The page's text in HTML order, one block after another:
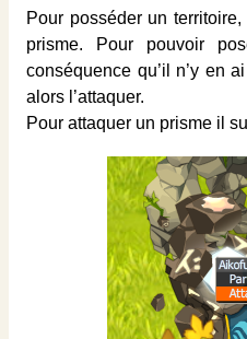
Pour posséder un
prisme. Pour pouvoir
conséquence qu’il n’y en
alors l’attaquer.
Pour attaquer un prisme il